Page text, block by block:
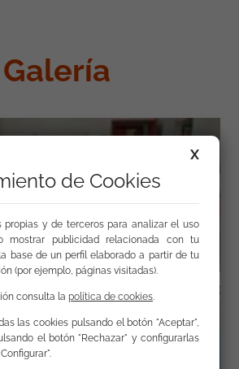
Galería
X
de Cookies
propias y de terceros para analizar el uso
publicidad relacionada con tu
base de un perfil elaborado a partir de tu
(por ejemplo, páginas visitadas).
consulta la política de cookies.
las cookies pulsando el botón "Aceptar",
el botón "Rechazar" y configurarlas